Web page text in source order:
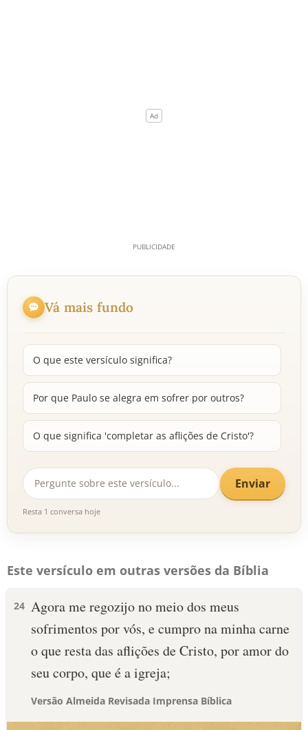
Vá mais fundo
O que este versículo significa?
Por que Paulo se alegra em sofrer por outros?
O que significa 'completar as aflições de Cristo'?
Enviar
Resta 1 conversa hoje
Este versículo em outras versões da Bíblia
24 Agora me regozijo no meio dos meus
sofrimentos por vós, e cumpro na minha carne
o que resta das aflições de Cristo, por amor do
seu corpo, que é a igreja;
Versão Almeida Revisada Imprensa Bíblica